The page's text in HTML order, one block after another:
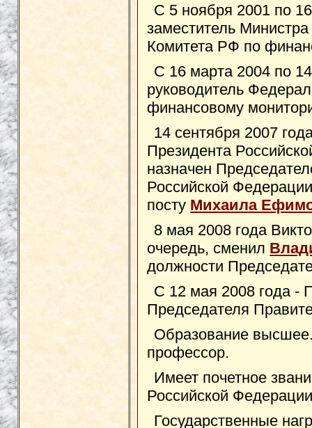
С 5 ноября 2001 по
заместитель
Комитета РФ по
С 16 марта 2004 по
руководитель
финансовому
14 сентября 2007
Президента
назначен
Российской
посту Михаила
8 мая 2008 года
очередь, сменил
должности
С 12 мая 2008 года -
Председателя
Образование
профессор.
Имеет почетное
Российской
Государственные